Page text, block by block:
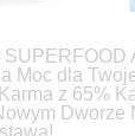
SUPERFOOD
Moc dla
z 65%
Dworze